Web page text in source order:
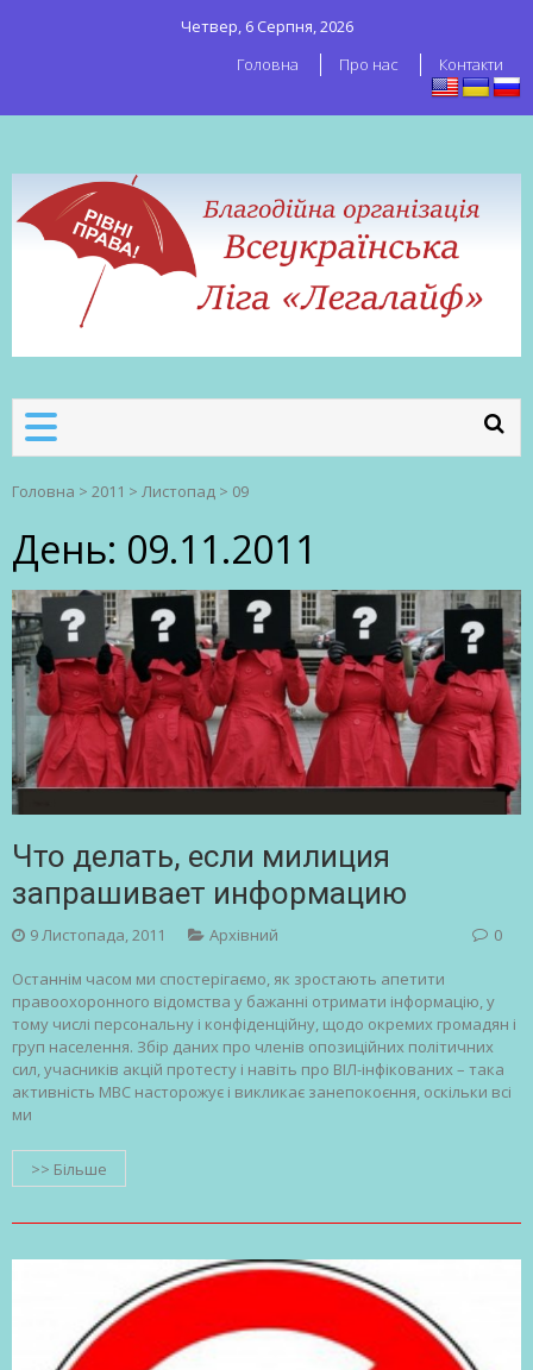
Четвер, 6 Серпня, 2026
Головна
Про нас Контакти
робітників
Головна > 2011 > Листопад > 09
День: 09.11.2011
Что делать, если милиция
запрашивает информацию
9 Листопада, 2011 Архівний 0
Останнім часом ми спостерігаємо, як зростають апетити
правоохоронного відомства у бажанні отримати інформацію, у
тому числі персональну і конфіденційну, щодо окремих громадян і
груп населення. Збір даних про членів опозиційних політичних
сил, учасників акцій протесту і навіть про ВІЛ-інфікованих – така
активність МВС насторожує і викликає занепокоєння, оскільки всі
ми
>> Більше